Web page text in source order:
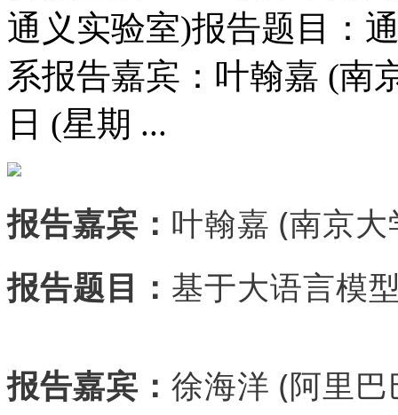
通义实验室)报告题目：
系报告嘉宾：叶翰嘉 (南
日 (星期 ...
报告嘉宾： 叶翰嘉 (南京大
报告题目： 基于大语言模
报告嘉宾： 徐海洋 (阿里